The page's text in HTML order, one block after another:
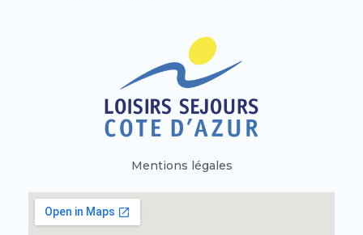
Mentions légales